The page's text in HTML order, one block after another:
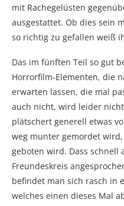
mit Rachegelüsten
ausgestattet. Ob dies sein
so richtig zu gefallen weiß
Das im fünften Teil so gut
Horrorfilm-Elementen, die
erwarten lassen, die mal
auch nicht, wird leider
plätschert generell etwas
weg munter gemordet
geboten wird. Dass schnell
Freundeskreis
befindet man sich rasch in
welches einen dieses Mal